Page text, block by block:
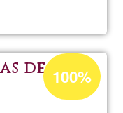
y
deAcceptance
percentage
100%